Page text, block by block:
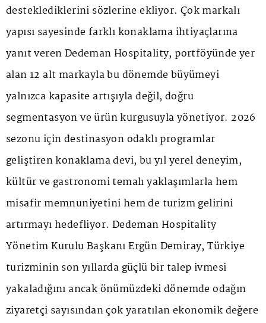
desteklediklerini sözlerine ekliyor. Çok markalı
yapısı sayesinde farklı konaklama ihtiyaçlarına
yanıt veren Dedeman Hospitality, portföyünde yer
alan 12 alt markayla bu dönemde büyümeyi
yalnızca kapasite artışıyla değil, doğru
segmentasyon ve ürün kurgusuyla yönetiyor. 2026
sezonu için destinasyon odaklı programlar
geliştiren konaklama devi, bu yıl yerel deneyim,
kültür ve gastronomi temalı yaklaşımlarla hem
misafir memnuniyetini hem de turizm gelirini
artırmayı hedefliyor. Dedeman Hospitality
Yönetim Kurulu Başkanı Ergün Demiray, Türkiye
turizminin son yıllarda güçlü bir talep ivmesi
yakaladığını ancak önümüzdeki dönemde odağın
ziyaretçi sayısından çok yaratılan ekonomik değere